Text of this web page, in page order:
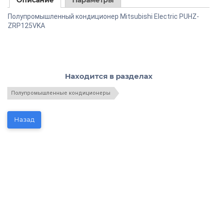
Полупромышленный кондиционер Mitsubishi Electric PUHZ-
ZRP125VKA
Находится в разделах
Полупромышленные кондиционеры
Назад